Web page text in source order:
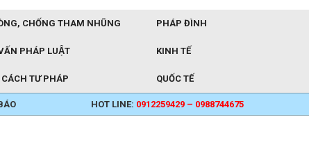
CHỐNG THAM NHŨNG PHÁP ĐÌNH
PHÁP LUẬT KINH TẾ
CÁCH TƯ PHÁP QUỐC TẾ
HOT LINE: 0912259429 – 0988744675